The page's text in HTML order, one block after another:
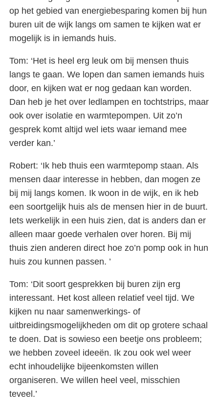
op het gebied van energiebesparing komen bij hun
buren uit de wijk langs om samen te kijken wat er
mogelijk is in iemands huis.
Tom: ‘Het is heel erg leuk om bij mensen thuis
langs te gaan. We lopen dan samen iemands huis
door, en kijken wat er nog gedaan kan worden.
Dan heb je het over ledlampen en tochtstrips, maar
ook over isolatie en warmtepompen. Uit zo’n
gesprek komt altijd wel iets waar iemand mee
verder kan.’
Robert: ‘Ik heb thuis een warmtepomp staan. Als
mensen daar interesse in hebben, dan mogen ze
bij mij langs komen. Ik woon in de wijk, en ik heb
een soortgelijk huis als de mensen hier in de buurt.
Iets werkelijk in een huis zien, dat is anders dan er
alleen maar goede verhalen over horen. Bij mij
thuis zien anderen direct hoe zo’n pomp ook in hun
huis zou kunnen passen. ’
Tom: ‘Dit soort gesprekken bij buren zijn erg
interessant. Het kost alleen relatief veel tijd. We
kijken nu naar samenwerkings- of
uitbreidingsmogelijkheden om dit op grotere schaal
te doen. Dat is sowieso een beetje ons probleem;
we hebben zoveel ideeën. Ik zou ook wel weer
echt inhoudelijke bijeenkomsten willen
organiseren. We willen heel veel, misschien
teveel.’